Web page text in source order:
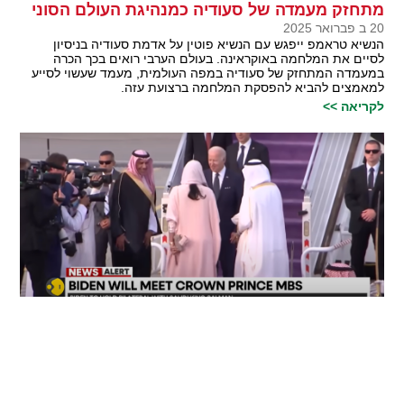
מתחזק מעמדה של סעודיה כמנהיגת העולם הסוני
20 ב פברואר 2025
הנשיא טראמפ ייפגש עם הנשיא פוטין על אדמת סעודיה בניסיון
לסיים את המלחמה באוקראינה. בעולם הערבי רואים בכך הכרה
במעמדה המתחזק של סעודיה במפה העולמית, מעמד שעשוי לסייע
למאמצים להביא להפסקת המלחמה ברצועת עזה.
לקריאה >>